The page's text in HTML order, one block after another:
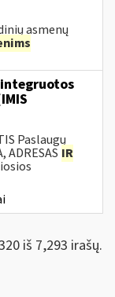
asmenų
Paslaugų
ADRESAS IR
iš 7,293 irašų.